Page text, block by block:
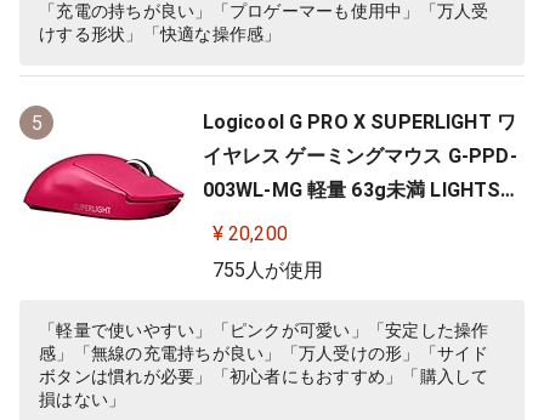
「充電の持ちが良い」「プロゲーマーも使用中」「万人受
けする形状」「快適な操作感」
5
Logicool G PRO X SUPERLIGHT ワ
イヤレス ゲーミングマウス G-PPD-
003WL-MG 軽量 63g未満 LIGHTSP
EED HERO 25Kセンサー POWERPLA
Y 無線 充電 対応 ゲーミング マウス
正規品
¥ 20,200
755人が使用
「軽量で使いやすい」「ピンクが可愛い」「安定した操作
感」「無線の充電持ちが良い」「万人受けの形」「サイド
ボタンは慣れが必要」「初心者にもおすすめ」「購入して
損はない」